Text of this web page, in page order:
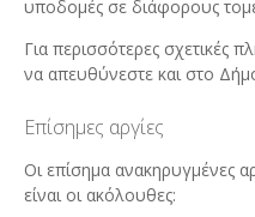
υποδομές σε διάφορους
Για περισσότερες σχετικές
να απευθύνεστε και στο Δήμο
Επίσημες αργίες
Οι επίσημα ανακηρυγμένες
είναι οι ακόλουθες: